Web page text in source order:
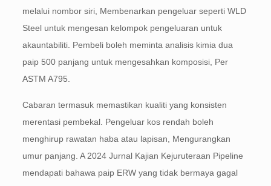
melalui nombor siri, Membenarkan pengeluar seperti WLD
Steel untuk mengesan kelompok pengeluaran untuk
akauntabiliti. Pembeli boleh meminta analisis kimia dua
paip 500 panjang untuk mengesahkan komposisi, Per
ASTM A795.
Cabaran termasuk memastikan kualiti yang konsisten
merentasi pembekal. Pengeluar kos rendah boleh
menghirup rawatan haba atau lapisan, Mengurangkan
umur panjang. A 2024 Jurnal Kajian Kejuruteraan Pipeline
mendapati bahawa paip ERW yang tidak bermaya gagal